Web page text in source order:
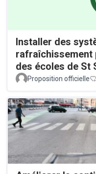
Installer des
rafraîchissement
des écoles de St
Proposition officielle